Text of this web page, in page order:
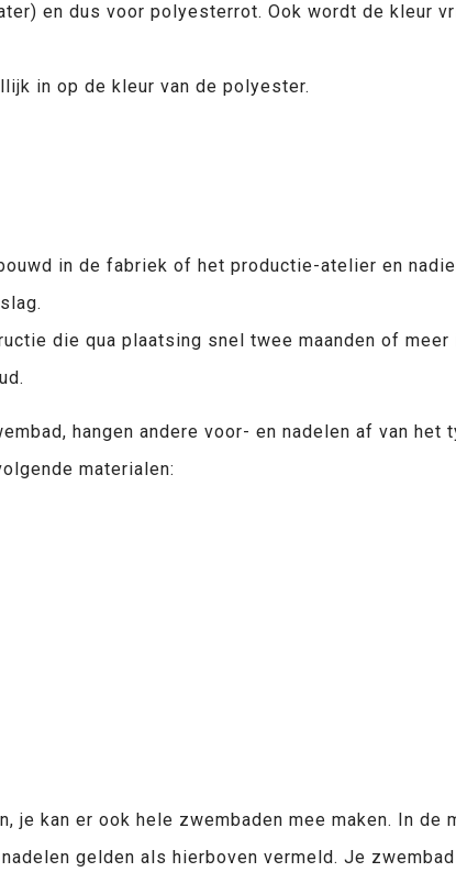
en dus voor polyesterrot. Ook wordt de kleur
in op de kleur van de polyester.
in de fabriek of het productie-atelier en
die qua plaatsing snel twee maanden of meer
hangen andere voor- en nadelen af van het
materialen:
kan er ook hele zwembaden mee maken. In de
gelden als hierboven vermeld. Je